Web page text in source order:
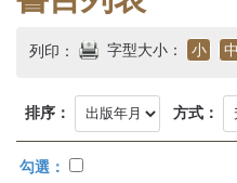
究
首
頁
列印： 字型大小： 小 中
排序： 方式：
勾選：